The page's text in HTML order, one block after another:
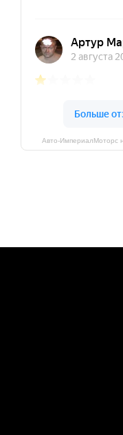
Авто-ИмпериалМоторс